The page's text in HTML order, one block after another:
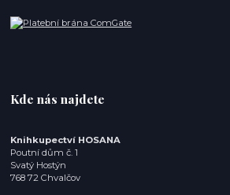
Kde nás najdete
Knihkupectví HOSANA
Poutní dům č. 1
Svatý Hostýn
768 72 Chvalčov